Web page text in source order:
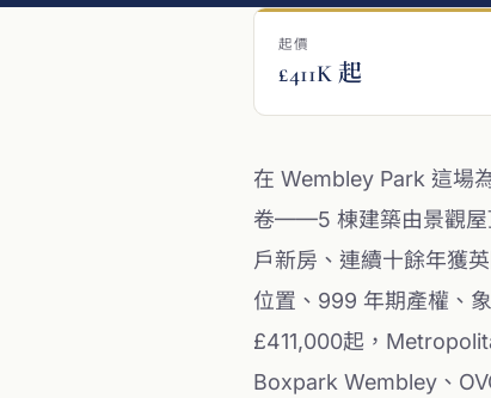
起價
£411K 起
在 Wembley Park 這場
卷——5 棟建築由景觀屋
戶新房、連續十餘年獲
位置、999 年期產權、
£411,000起，
Boxpark Wembley、